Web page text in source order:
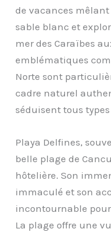
de vacances
sable blanc et
mer des Caraïbes
emblématiques
Norte sont
cadre naturel
séduisent tous
Playa Delfines,
belle plage de
hôtelière. Son
immaculé et son
incontournable
La plage offre une